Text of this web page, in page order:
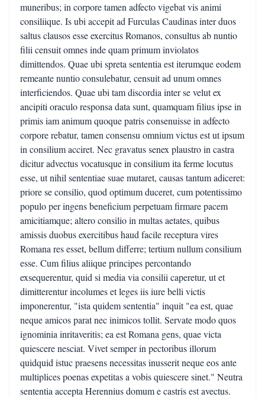
muneribus; in corpore tamen adfecto vigebat vis animi
consiliique. Is ubi accepit ad Furculas Caudinas inter duos
saltus clausos esse exercitus Romanos, consultus ab nuntio
filii censuit omnes inde quam primum inviolatos
dimittendos. Quae ubi spreta sententia est iterumque eodem
remeante nuntio consulebatur, censuit ad unum omnes
interficiendos. Quae ubi tam discordia inter se velut ex
ancipiti oraculo responsa data sunt, quamquam filius ipse in
primis iam animum quoque patris consenuisse in adfecto
corpore rebatur, tamen consensu omnium victus est ut ipsum
in consilium acciret. Nec gravatus senex plaustro in castra
dicitur advectus vocatusque in consilium ita ferme locutus
esse, ut nihil sententiae suae mutaret, causas tantum adiceret:
priore se consilio, quod optimum duceret, cum potentissimo
populo per ingens beneficium perpetuam firmare pacem
amicitiamque; altero consilio in multas aetates, quibus
amissis duobus exercitibus haud facile receptura vires
Romana res esset, bellum differre; tertium nullum consilium
esse. Cum filius aliique principes percontando
exsequerentur, quid si media via consilii caperetur, ut et
dimitterentur incolumes et leges iis iure belli victis
imponerentur, "ista quidem sententia" inquit "ea est, quae
neque amicos parat nec inimicos tollit. Servate modo quos
ignominia inritaveritis; ea est Romana gens, quae victa
quiescere nesciat. Vivet semper in pectoribus illorum
quidquid istuc praesens necessitas inusserit neque eos ante
multiplices poenas expetitas a vobis quiescere sinet." Neutra
sententia accepta Herennius domum e castris est avectus.